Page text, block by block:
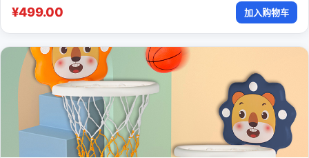
¥499.00 加入购物车